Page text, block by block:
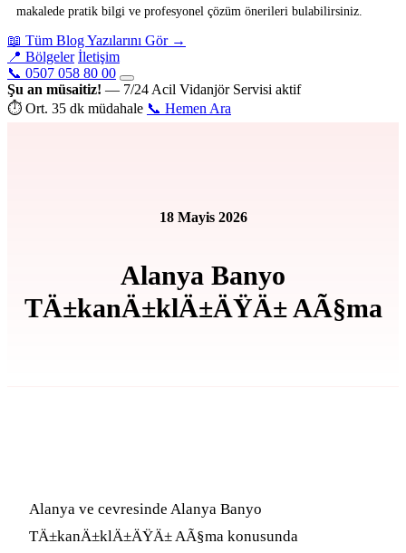
makalede pratik bilgi ve profesyonel çözüm önerileri bulabilirsiniz.
📖 Tüm Blog Yazılarını Gör →
📍 Bölgeler İletişim
📞 0507 058 80 00
Şu an müsaitiz! — 7/24 Acil Vidanjör Servisi aktif
⏱ Ort. 35 dk müdahale 📞 Hemen Ara
18 Mayis 2026
Alanya Banyo
TÄ±kanÄ±klÄ±ÄŸÄ± AÃ§ma
Alanya ve cevresinde Alanya Banyo
TÄ±kanÄ±klÄ±ÄŸÄ± AÃ§ma konusunda